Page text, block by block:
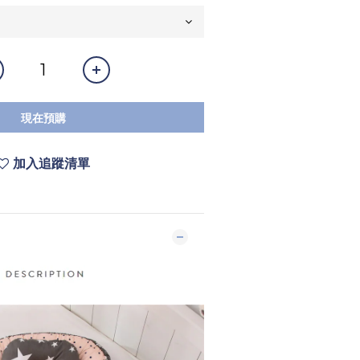
現在預購
加入追蹤清單